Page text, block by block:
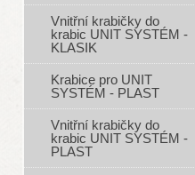
Vnitřní krabičky do
krabic UNIT SYSTÉM -
KLASIK
Krabice pro UNIT
SYSTÉM - PLAST
Vnitřní krabičky do
krabic UNIT SYSTÉM -
PLAST